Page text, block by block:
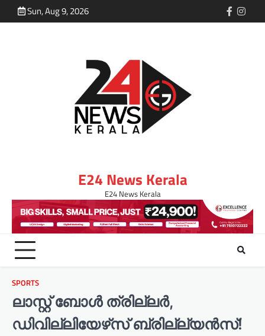
Sun, Aug 9, 2026
E24 News Kerala
E24 News Kerala
SPORTS
ലാസ്റ്റ് ബോള്‍ ത്രില്ലര്‍,
ഡിവില്ലിയേഴ്‌സ് ബ്രില്ല്യന്‍സ്!